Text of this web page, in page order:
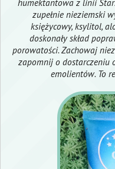
humektantowa z linii
zupełnie nieziemski
księżycowy, ksylitol,
doskonały skład
porowatości. Zachowaj
zapomnij o dostarczeniu
emolientów. To